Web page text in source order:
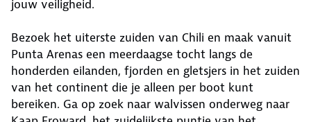
jouw veiligheid.
Bezoek het uiterste zuiden van Chili en maak vanuit
Punta Arenas een meerdaagse tocht langs de
honderden eilanden, fjorden en gletsjers in het zuiden
van het continent die je alleen per boot kunt
bereiken. Ga op zoek naar walvissen onderweg naar